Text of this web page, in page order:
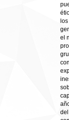
el